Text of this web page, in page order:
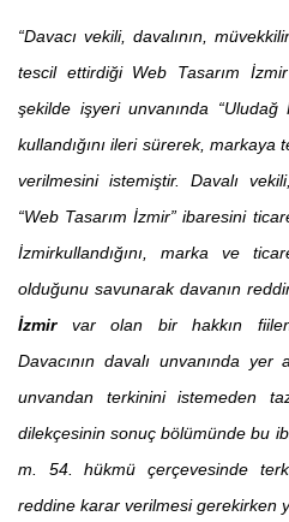
“Davacı vekili, davalının,
tescil ettirdiği Web Tasarım
şekilde işyeri unvanında
kullandığını ileri sürerek, markaya
verilmesini istemiştir. Davalı
“Web Tasarım İzmir” ibaresini
İzmirkullandığını, marka ve
olduğunu savunarak davanın
İzmirvar olan bir hakkın fiilen
Davacının davalı unvanında
unvandan terkinini istemeden
dilekçesinin sonuç bölümünde bu
m. 54. hükmü çerçevesinde
reddine karar verilmesi gerekirken